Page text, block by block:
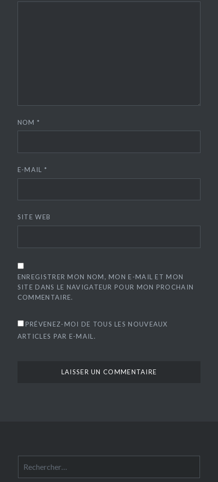
NOM*
E-MAIL *
SITE WEB
ENREGISTRER MON NOM, MON E-MAIL ET MON
SITE DANS LE NAVIGATEUR POUR MON PROCHAIN
COMMENTAIRE.
PRÉVENEZ-MOI DE TOUS LES NOUVEAUX
ARTICLES PAR E-MAIL.